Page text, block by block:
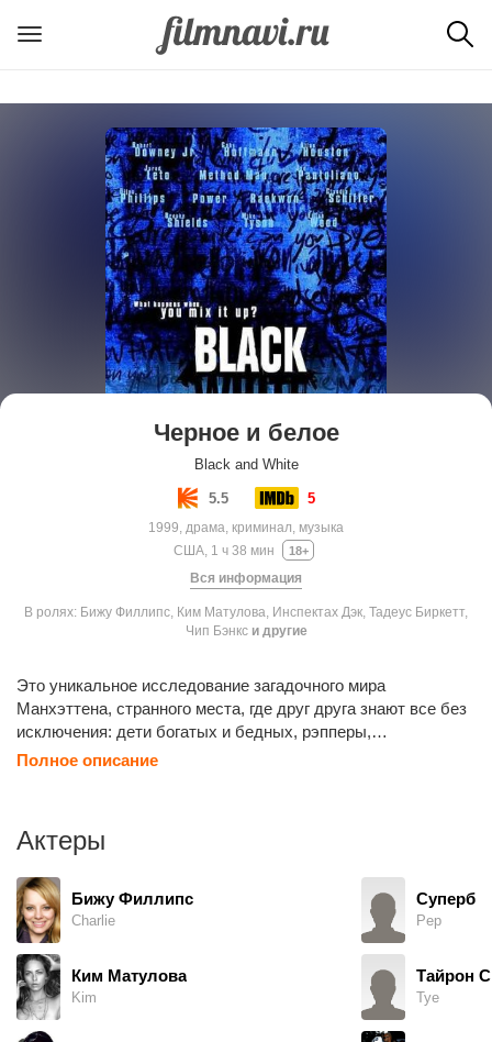
Черное и белое
Black and White
5.5 5
1999, драма, криминал, музыка
США, 1 ч 38 мин
18+
Вся информация
В ролях: Бижу Филлипс, Ким Матулова, Инспектах Дэк, Тадеус Биркетт,
Чип Бэнкс и другие
Это уникальное исследование загадочного мира
Манхэттена, странного места, где друг друга знают все без
исключения: дети богатых и бедных, рэпперы,
влиятельные адвокаты, звезды баскетбола, - и из всей
Полное описание
Актеры
Бижу Филлипс
Charlie
Ким Матулова
Kim
Суперб
Pep
Тайрон
Tye